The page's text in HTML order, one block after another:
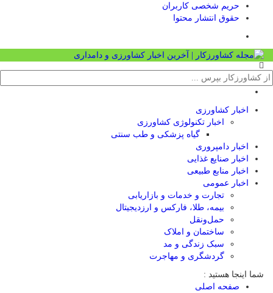
حریم شخصی کاربران
حقوق انتشار محتوا
اخبار کشاورزی
اخبار تکنولوژی کشاورزی
گیاه پزشکی و طب سنتی
اخبار دامپروری
اخبار صنایع غذایی
اخبار منابع طبیعی
اخبار عمومی
تجارت و خدمات و بازاریابی
بیمه، طلا، فارکس و ارزدیجیتال
حمل‌و‌نقل
ساختمان و املاک
سبک زندگی و مد
گردشگری و مهاجرت
شما اینجا هستید :
صفحه اصلی